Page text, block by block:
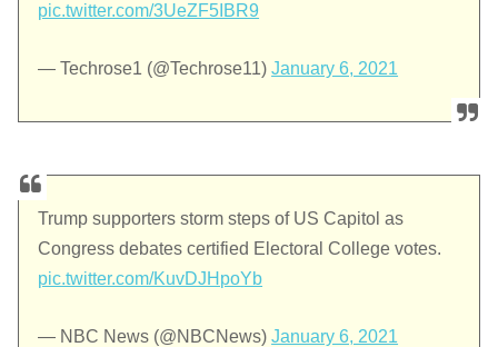
pic.twitter.com/3UeZF5IBR9
— Techrose1 (@Techrose11)January 6, 2021
Trump supporters storm steps of US Capitol as
Congress debates certified Electoral College votes.
pic.twitter.com/KuvDJHpoYb
— NBC News (@NBCNews)January 6, 2021